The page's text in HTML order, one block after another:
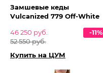
Замшевые кеды
Vulcanized 779 Off-White
46 250 руб.
52 550 руб.
-11%
Купить на ЦУМ